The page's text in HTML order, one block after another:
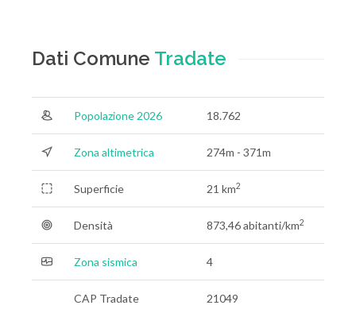
Dati Comune Tradate
Popolazione 2026 18.762
Zona altimetrica 274m - 371m
Superficie 21 km2
Densità 873,46 abitanti/km2
Zona sismica 4
CAP Tradate 21049